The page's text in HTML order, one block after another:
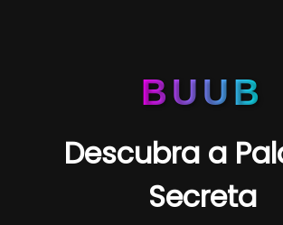
BUUB
Descubra a
Secreta